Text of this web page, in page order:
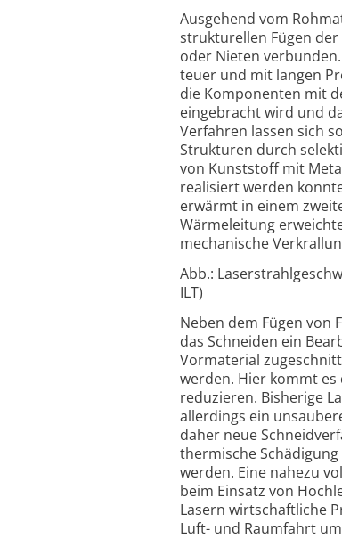
Ausgehend vom
strukturellen Fügen
oder Nieten
teuer und mit langen
die Komponenten mit
eingebracht wird und
Verfahren lassen sich
Strukturen durch
von Kunststoff mit
realisiert werden
erwärmt in einem
Wärmeleitung
mechanische
Abb.:
ILT)
Neben dem Fügen von
das Schneiden ein
Vormaterial
werden. Hier kommt
reduzieren. Bisherige
allerdings ein
daher neue
thermische
werden. Eine nahezu
beim Einsatz von
Lasern wirtschaftliche
Luft- und Raumfahrt